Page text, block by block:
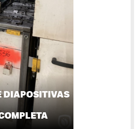
DIAPOSITIVAS